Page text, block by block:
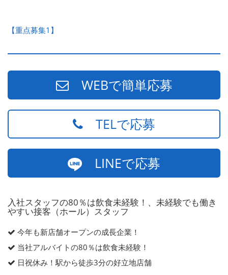
【重点募集1】
WEBで簡単応募
TELで応募
LINEで応募
入社スタッフの80％は飲食未経験！、未経験でも働き
やすい接客（ホール）スタッフ
今年も新店舗オープンの成長企業！
当社アルバイトの80％は飲食未経験！
日祝休み！駅から徒歩3分の好立地店舗